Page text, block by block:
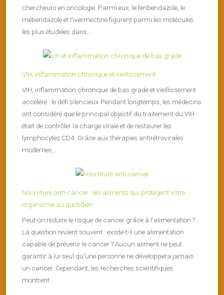
chercheurs en oncologie. Parmi eux, le fenbendazole, le
mébendazole et l’ivermectine figurent parmi les molécules
les plus étudiées dans...
VIH, inflammation chronique et vieillissement
VIH, inflammation chronique de bas grade et vieillissement
accéléré : le défi silencieux Pendant longtemps, les médecins
ont considéré que le principal objectif du traitement du VIH
était de contrôler la charge virale et de restaurer les
lymphocytes CD4. Grâce aux thérapies antirétrovirales
modernes,...
Nourriture anti-cancer : les aliments qui protègent votre
organisme au quotidien
Peut-on réduire le risque de cancer grâce à l’alimentation ?
La question revient souvent : existe-t-il une alimentation
capable de prévenir le cancer ? Aucun aliment ne peut
garantir à lui seul qu’une personne ne développera jamais
un cancer. Cependant, les recherches scientifiques
montrent...